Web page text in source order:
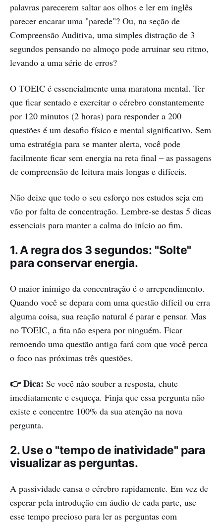
palavras parecerem saltar aos olhos e ler em inglês
parecer encarar uma "parede"? Ou, na seção de
Compreensão Auditiva, uma simples distração de 3
segundos pensando no almoço pode arruinar seu ritmo,
levando a uma série de erros?
O TOEIC é essencialmente uma maratona mental. Ter
que ficar sentado e exercitar o cérebro constantemente
por 120 minutos (2 horas) para responder a 200
questões é um desafio físico e mental significativo. Sem
uma estratégia para se manter alerta, você pode
facilmente ficar sem energia na reta final – as passagens
de compreensão de leitura mais longas e difíceis.
Não deixe que todo o seu esforço nos estudos seja em
vão por falta de concentração. Lembre-se destas 5 dicas
essenciais para manter a calma do início ao fim.
1. A regra dos 3 segundos: "Solte"
para conservar energia.
O maior inimigo da concentração é o arrependimento.
Quando você se depara com uma questão difícil ou erra
alguma coisa, sua reação natural é parar e pensar. Mas
no TOEIC, a fita não espera por ninguém. Ficar
remoendo uma questão antiga fará com que você perca
o foco nas próximas três questões.
👉 Dica: Se você não souber a resposta, chute
imediatamente e esqueça. Finja que essa pergunta não
existe e concentre 100% da sua atenção na nova
pergunta.
2. Use o "tempo de inatividade" para
visualizar as perguntas.
A passividade cansa o cérebro rapidamente. Em vez de
esperar pela introdução em áudio de cada parte, use
esse tempo precioso para ler as perguntas com